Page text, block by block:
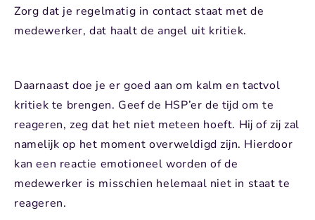
Zorg dat je regelmatig in contact staat met de
medewerker, dat haalt de angel uit kritiek.
Daarnaast doe je er goed aan om kalm en tactvol
kritiek te brengen. Geef de HSP’er de tijd om te
reageren, zeg dat het niet meteen hoeft. Hij of zij zal
namelijk op het moment overweldigd zijn. Hierdoor
kan een reactie emotioneel worden of de
medewerker is misschien helemaal niet in staat te
reageren.